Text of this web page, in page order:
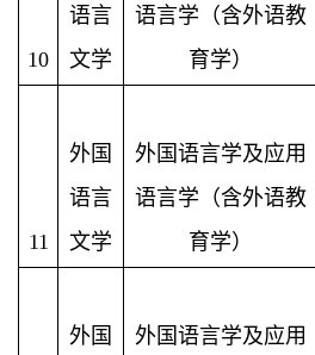
10
语言
文学
语言学（含外语教
育学）
11
外国
语言
文学
外国语言学及应用
语言学（含外语教
育学）
外国
外国语言学及应用